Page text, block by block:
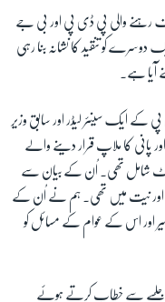
والی پی ڈی پی اور بی جے
کو تنقید کا نشانہ بنا رہی
آیا ہے۔
کے ایک سینئر لیڈر اور سابق وزیر
پانی کا ملاپ قرار دینے والے
شامل تھی۔ اُن کے بیان سے
اور نیت میں تھی۔ ہم نے اُن کے
اور اس کے عوام کے مسائل کو
جلسے سے خطاب کرتے ہوئے